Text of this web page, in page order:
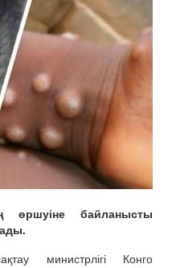
өршуіне байланысты
министрлігі Конго